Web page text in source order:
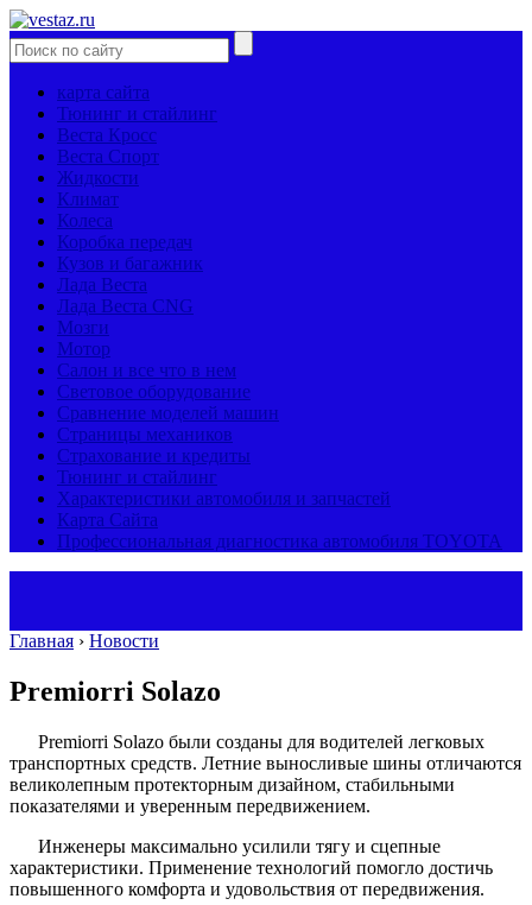
карта сайта
Тюнинг и стайлинг
Веста Кросс
Веста Спорт
Жидкости
Климат
Колеса
Коробка передач
Кузов и багажник
Лада Веста
Лада Веста CNG
Мозги
Мотор
Салон и все что в нем
Световое оборудование
Сравнение моделей машин
Страницы механиков
Страхование и кредиты
Тюнинг и стайлинг
Характеристики автомобиля и запчастей
Карта Сайта
Профессиональная диагностика автомобиля TOYOTA
Главная › Новости
Premiorri Solazo
Premiorri Solazo были созданы для водителей легковых
транспортных средств. Летние выносливые шины отличаются
великолепным протекторным дизайном, стабильными
показателями и уверенным передвижением.
Инженеры максимально усилили тягу и сцепные
характеристики. Применение технологий помогло достичь
повышенного комфорта и удовольствия от передвижения.